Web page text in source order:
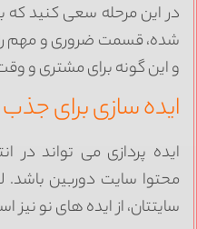
این مرحله سعی کنید که با
قسمت ضروری و مهم را
این گونه برای مشتری و وقت
سازی برای جذب
پردازی می تواند در
سایت دوربین باشد.
از ایده های نو نیز